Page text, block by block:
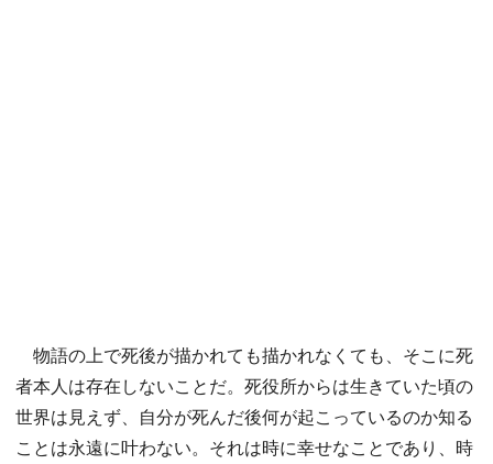
物語の上で死後が描かれても描かれなくても、そこに死
者本人は存在しないことだ。死役所からは生きていた頃の
世界は見えず、自分が死んだ後何が起こっているのか知る
ことは永遠に叶わない。それは時に幸せなことであり、時